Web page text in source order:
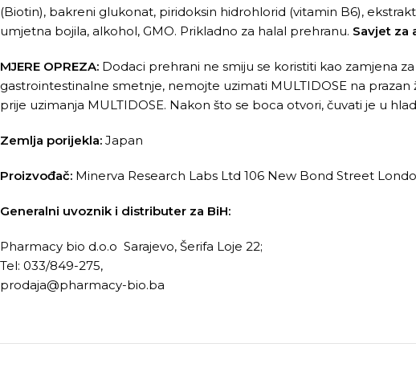
(Biotin), bakreni glukonat, piridoksin hidrohlorid (vitamin B6),
umjetna bojila, alkohol, GMO. Prikladno za halal prehranu. Savjet za
MJERE OPREZA: Dodaci prehrani ne smiju se koristiti kao zamjena
gastrointestinalne smetnje, nemojte uzimati MULTIDOSE na
prije uzimanja MULTIDOSE. Nakon što se boca otvori, čuvati je u
Zemlja porijekla: Japan
Proizvođač: Minerva Research Labs Ltd 106 New Bond Street
Generalni uvoznik i distributer za BiH:
Pharmacy bio d.o.o Sarajevo, Šerifa Loje 22;
Tel: 033/849-275,
prodaja@pharmacy-bio.ba